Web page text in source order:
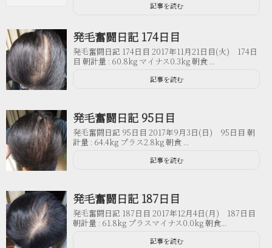
記事を読む
発毛奮闘日記 174日目
発毛奮闘日記 174日目 2017年11月21日目(火) 174日
目 朝計量 : 60.8kg マイナス0.3kg 朝食 ...
記事を読む
発毛奮闘日記 95日目
発毛奮闘日記 95日目 2017年9月3日(日) 95日目 朝
計量 : 64.4kg プラス2.8kg 朝食 ...
記事を読む
発毛奮闘日記 187日目
発毛奮闘日記 187日目 2017年12月4日(月) 187日目
朝計量 : 61.8kg プラスマイナス0.0kg 朝食...
記事を読む